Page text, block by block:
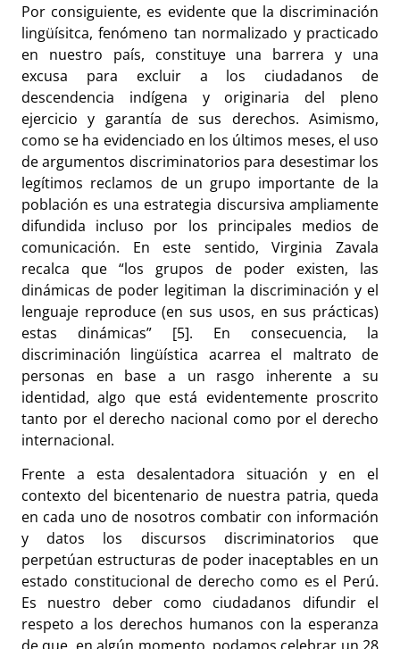
Por consiguiente, es evidente que la discriminación
lingüísitca, fenómeno tan normalizado y practicado
en nuestro país, constituye una barrera y una
excusa para excluir a los ciudadanos de
descendencia indígena y originaria del pleno
ejercicio y garantía de sus derechos. Asimismo,
como se ha evidenciado en los últimos meses, el uso
de argumentos discriminatorios para desestimar los
legítimos reclamos de un grupo importante de la
población es una estrategia discursiva ampliamente
difundida incluso por los principales medios de
comunicación. En este sentido, Virginia Zavala
recalca que “los grupos de poder existen, las
dinámicas de poder legitiman la discriminación y el
lenguaje reproduce (en sus usos, en sus prácticas)
estas dinámicas” [5]. En consecuencia, la
discriminación lingüística acarrea el maltrato de
personas en base a un rasgo inherente a su
identidad, algo que está evidentemente proscrito
tanto por el derecho nacional como por el derecho
internacional.
Frente a esta desalentadora situación y en el
contexto del bicentenario de nuestra patria, queda
en cada uno de nosotros combatir con información
y datos los discursos discriminatorios que
perpetúan estructuras de poder inaceptables en un
estado constitucional de derecho como es el Perú.
Es nuestro deber como ciudadanos difundir el
respeto a los derechos humanos con la esperanza